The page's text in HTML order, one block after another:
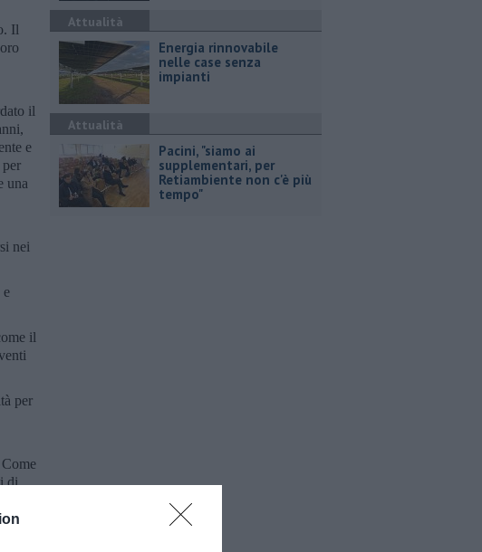
Il
il
e
una
nei
e
il
per
Come
di
Attualità
Energia rinnovabile
nelle case senza
impianti
Attualità
Pacini, "siamo ai
supplementari, per
Retiambiente non c'è più
tempo"